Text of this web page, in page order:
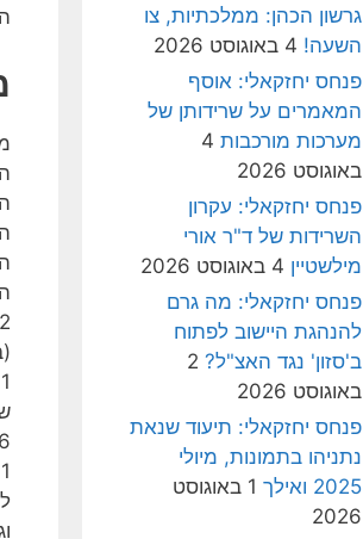
גרשון הכהן: ממלכתיות, צו
השעה! 4 באוגוסט 2026
פנחס יחזקאלי: אוסף
המאמרים על שרידותן של
מערכות מורכבות 4
באוגוסט 2026
פנחס יחזקאלי: עקרון
השרידות של ד"ר אורי
מילשטיין 4 באוגוסט 2026
פנחס יחזקאלי: מה גרם
להנהגת היישוב לפתוח
ב'סזון' נגד האצ"ל? 2
באוגוסט 2026
פנחס יחזקאלי: תיעוד שנאת
נתניהו בתמונות, מיולי
2025 ואילך
1 באוגוסט
2026